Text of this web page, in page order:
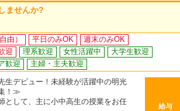
ませんか?
由） 平日のみOK
週末のみOK
迎 理系歓迎 女性活躍中
大学生歓迎
歓迎 主婦・主夫歓迎
生デビュー！未経験が活躍中の明光
！≫
として、主に小中高生の授業をお任
給与